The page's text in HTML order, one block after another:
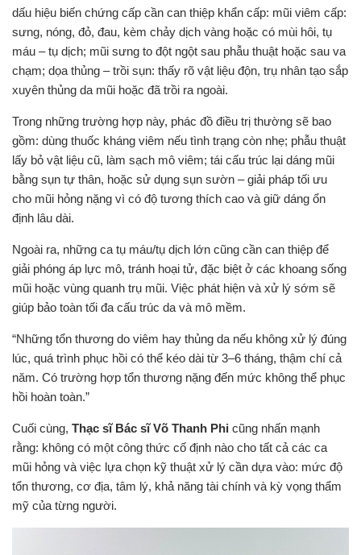
dấu hiệu biến chứng cấp cần can thiệp khẩn cấp: mũi viêm cấp:
sưng, nóng, đỏ, đau, kèm chảy dịch vàng hoặc có mùi hôi, tụ
máu – tụ dịch; mũi sưng to đột ngột sau phẫu thuật hoặc sau va
chạm; dọa thủng – trồi sụn: thấy rõ vật liệu độn, trụ nhân tạo sắp
xuyên thủng da mũi hoặc đã trồi ra ngoài.
Trong những trường hợp này, phác đồ điều trị thường sẽ bao
gồm: dùng thuốc kháng viêm nếu tình trạng còn nhẹ; phẫu thuật
lấy bỏ vật liệu cũ, làm sạch mô viêm; tái cấu trúc lại dáng mũi
bằng sụn tự thân, hoặc sử dụng sụn sườn – giải pháp tối ưu
cho mũi hỏng nặng vì có độ tương thích cao và giữ dáng ổn
định lâu dài.
Ngoài ra, những ca tụ máu/tụ dịch lớn cũng cần can thiệp để
giải phóng áp lực mô, tránh hoại tử, đặc biệt ở các khoang sống
mũi hoặc vùng quanh trụ mũi. Việc phát hiện và xử lý sớm sẽ
giúp bảo toàn tối đa cấu trúc da và mô mềm.
“Những tổn thương do viêm hay thủng da nếu không xử lý đúng
lúc, quá trình phục hồi có thể kéo dài từ 3–6 tháng, thậm chí cả
năm. Có trường hợp tổn thương nặng đến mức không thể phục
hồi hoàn toàn.”
Cuối cùng, Thạc sĩ Bác sĩ Võ Thanh Phi cũng nhấn mạnh
rằng: không có một công thức cố định nào cho tất cả các ca
mũi hỏng và việc lựa chọn kỹ thuật xử lý cần dựa vào: mức độ
tổn thương, cơ địa, tâm lý, khả năng tài chính và kỳ vọng thẩm
mỹ của từng người.